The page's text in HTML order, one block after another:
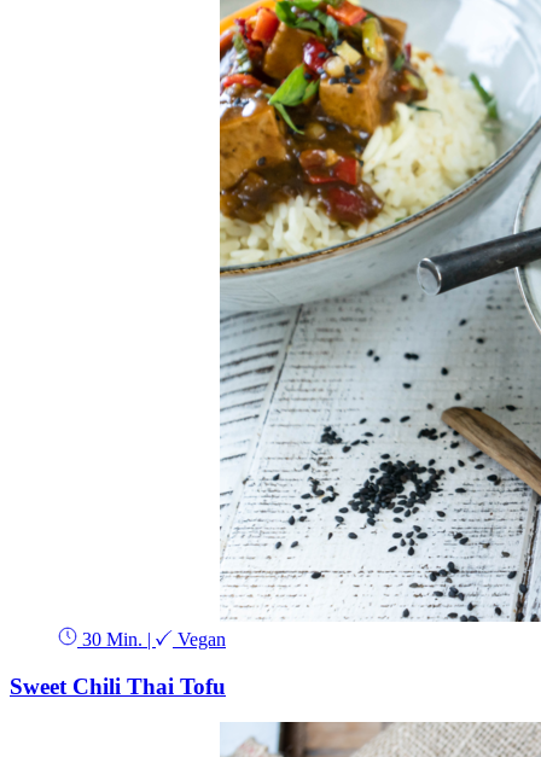
30 Min. | Vegan
Sweet Chili Thai Tofu